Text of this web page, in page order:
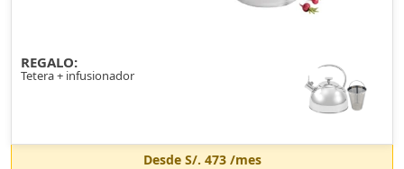
REGALO:
Tetera + infusionador
Desde S/. 473/mes